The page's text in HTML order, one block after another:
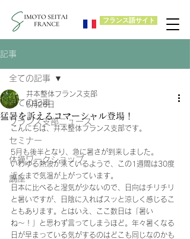
フランス語サイト
記事
全ての記事
フランス支部ニュース
セミナー
体操ワークショップ
講座
全ての記事
猛暑を訴えるコマーシャル登場！
井本整体フランス支部
5月26日
こんにちは、井本整体フランス支部です。
5月も後半となり、急に暑さが到来しました。
いわゆる熱波が来ているようで、この1週間は30度
近くまで気温が上がっています。
日本に比べると湿気が少ないので、日向はチリチリ
と暑いですが、日陰に入ればスッと涼しく感じるこ
ともあります。とはいえ、ここ数日は「暑い
ね〜！」と思わず言ってしまうほど。年々暑くなる
日が早まっている気がするのはどこも同じなのかも